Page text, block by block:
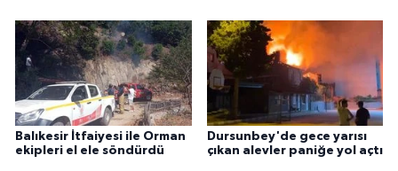
Balıkesir İtfaiyesi ile Orman
ekipleri el ele söndürdü
Dursunbey'de gece yarısı
çıkan alevler paniğe yol açtı